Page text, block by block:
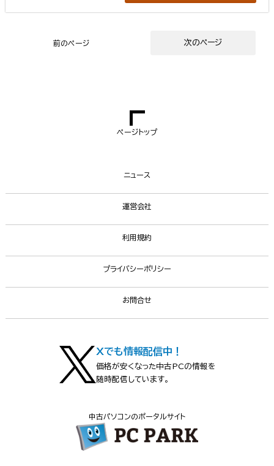
前のページ 次のページ
ページトップ
ニュース
運営会社
利用規約
プライバシーポリシー
お問合せ
Xでも情報配信中！
価格が安くなった中古PCの情報を
随時配信しています。
中古パソコンのポータルサイト